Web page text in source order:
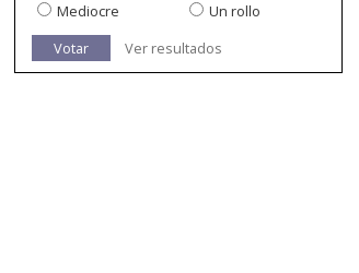
Mediocre
Un rollo
Votar
Ver resultados